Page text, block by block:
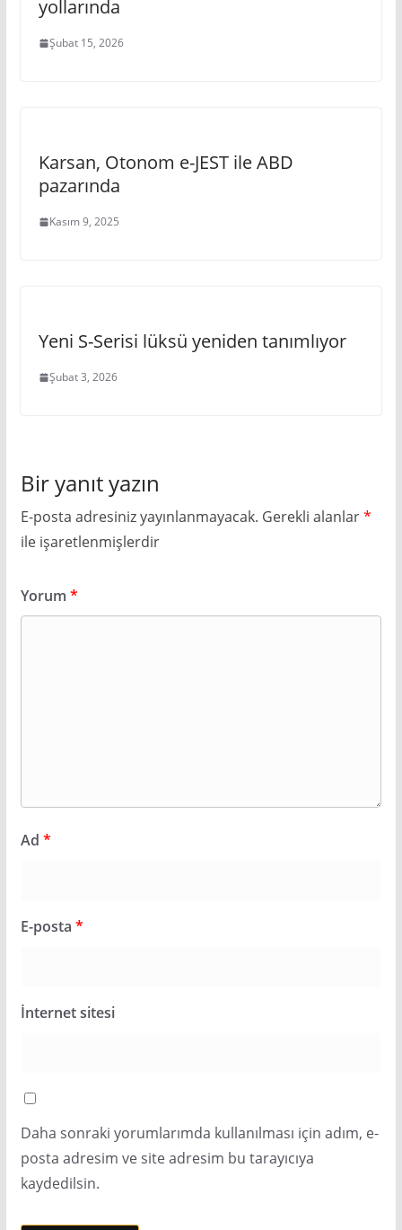
yollarında
Şubat 15, 2026
Karsan, Otonom e-JEST ile ABD
pazarında
Kasım 9, 2025
Yeni S-Serisi lüksü yeniden tanımlıyor
Şubat 3, 2026
Bir yanıt yazın
E-posta adresiniz yayınlanmayacak. Gerekli alanlar*
ile işaretlenmişlerdir
Yorum *
Ad *
E-posta *
İnternet sitesi
Daha sonraki yorumlarımda kullanılması için adım, e-
posta adresim ve site adresim bu tarayıcıya
kaydedilsin.